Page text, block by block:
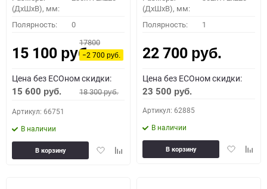
(ДхШхВ), мм:
Полярность: 0
15 100 руб.
17800
−2 700руб.
Цена без ECOном скидки:
15 600 руб. 18 300руб.
Артикул: 66751
В наличии
ДобавитьДобавить
В корзину
(ДхШхВ), мм:
Полярность: 1
22 700 руб.
Цена без ECOном скидки:
23 500 руб.
Артикул: 62885
В наличии
Добавить
В корзину